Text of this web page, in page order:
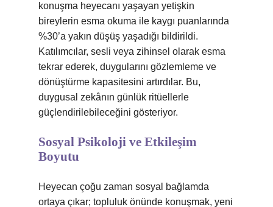
konuşma heyecanı yaşayan yetişkin
bireylerin esma okuma ile kaygı puanlarında
%30’a yakın düşüş yaşadığı bildirildi.
Katılımcılar, sesli veya zihinsel olarak esma
tekrar ederek, duygularını gözlemleme ve
dönüştürme kapasitesini artırdılar. Bu,
duygusal zekânın günlük ritüellerle
güçlendirilebileceğini gösteriyor.
Sosyal Psikoloji ve Etkileşim
Boyutu
Heyecan çoğu zaman sosyal bağlamda
ortaya çıkar; topluluk önünde konuşmak, yeni